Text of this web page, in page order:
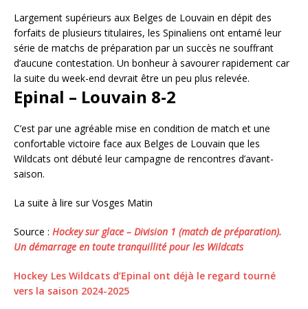
Largement supérieurs aux Belges de Louvain en dépit des
forfaits de plusieurs titulaires, les Spinaliens ont entamé leur
série de matchs de préparation par un succès ne souffrant
d’aucune contestation. Un bonheur à savourer rapidement car
la suite du week-end devrait être un peu plus relevée.
Epinal – Louvain 8-2
C’est par une agréable mise en condition de match et une
confortable victoire face aux Belges de Louvain que les
Wildcats ont débuté leur campagne de rencontres d’avant-
saison.
La suite à lire sur Vosges Matin
Source : Hockey sur glace – Division 1 (match de préparation).
Un démarrage en toute tranquillité pour les Wildcats
Hockey Les Wildcats d’Epinal ont déjà le regard tourné
vers la saison 2024-2025